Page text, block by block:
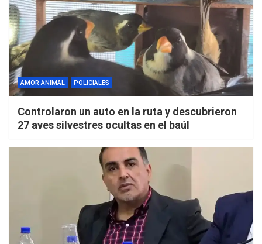
AMOR ANIMAL POLICIALES
Controlaron un auto en la ruta y descubrieron
27 aves silvestres ocultas en el baúl